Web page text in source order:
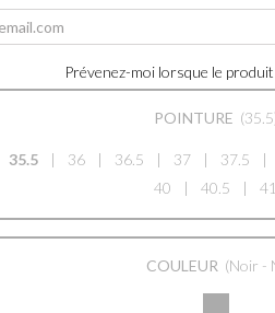
Prévenez-moi lorsque le
POINTURE 35.5
35.5 36 36.5 37 37.5
40
40.5 41
COULEUR
Noir -